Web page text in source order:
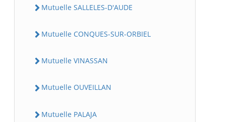
Mutuelle SALLELES-D'AUDE
Mutuelle CONQUES-SUR-ORBIEL
Mutuelle VINASSAN
Mutuelle OUVEILLAN
Mutuelle PALAJA